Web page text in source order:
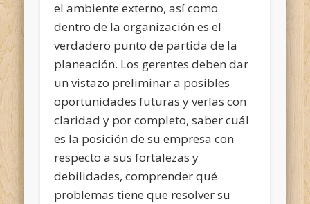
el ambiente externo, así como
dentro de la organización es el
verdadero punto de partida de la
planeación. Los gerentes deben dar
un vistazo preliminar a posibles
oportunidades futuras y verlas con
claridad y por completo, saber cuál
es la posición de su empresa con
respecto a sus fortalezas y
debilidades, comprender qué
problemas tiene que resolver su